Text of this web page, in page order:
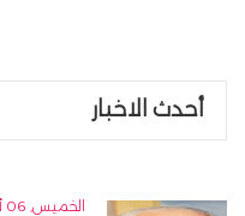
أحدث الاخبار
الخميس, 06 أغسطس 2026 - 11:03 م